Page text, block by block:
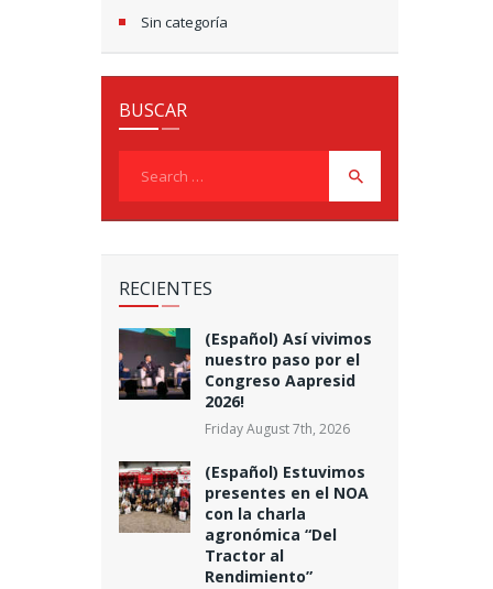
Sin categoría
BUSCAR
RECIENTES
(Español) Así vivimos
nuestro paso por el
Congreso Aapresid
2026!
Friday August 7th, 2026
(Español) Estuvimos
presentes en el NOA
con la charla
agronómica “Del
Tractor al
Rendimiento”